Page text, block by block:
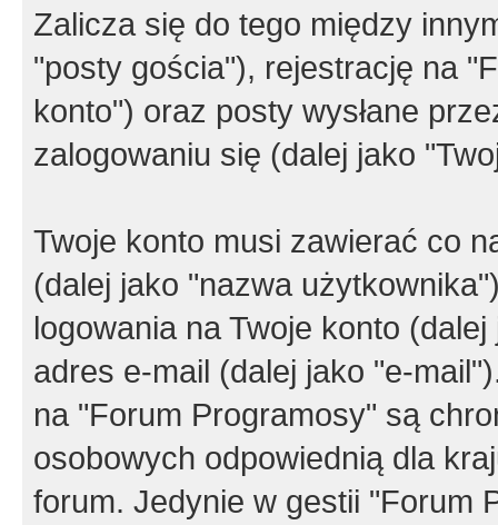
Zalicza się do tego między
"posty gościa"), rejestrację na
konto") oraz posty wysłane
zalogowaniu się (dalej jako
Twoje konto musi zawierać co
(dalej jako "nazwa
logowania na Twoje konto
adres e-mail (dalej jako "e-
na "Forum Programosy" są
osobowych odpowiednią dla
forum. Jedynie w gestii "Forum